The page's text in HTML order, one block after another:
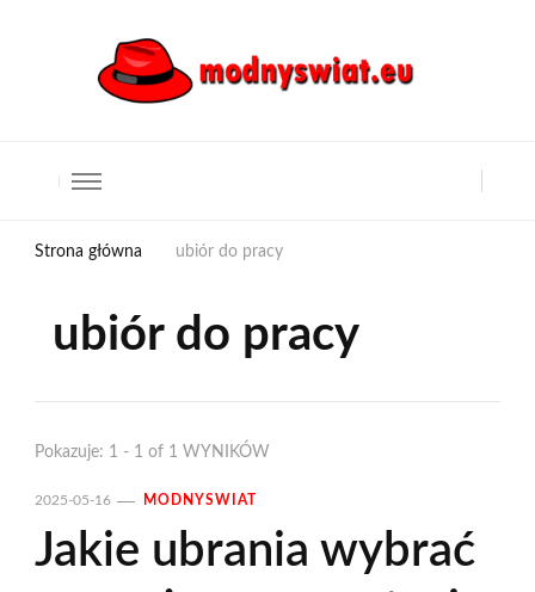
Strona główna ubiór do pracy
ubiór do pracy
Pokazuje: 1 - 1 of 1 WYNIKÓW
2025-05-16 MODNYSWIAT
Jakie ubrania wybrać